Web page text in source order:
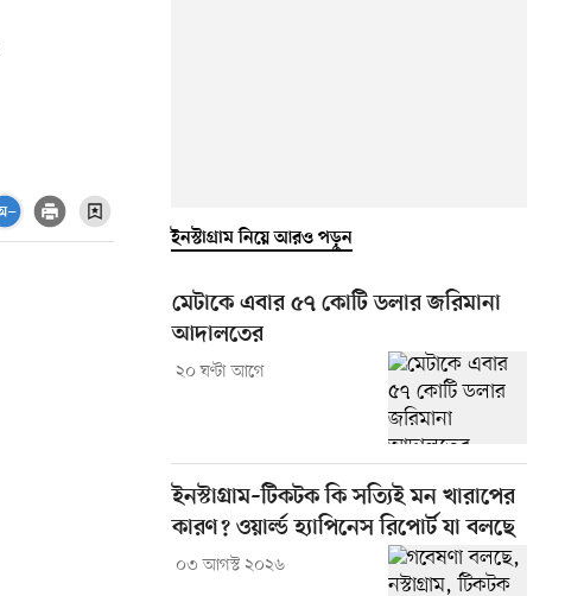
ইনস্টাগ্রাম নিয়ে আরও পড়ুন
মেটাকে এবার ৫৭ কোটি ডলার জরিমানা
আদালতের
২০ ঘণ্টা আগে
ইনস্টাগ্রাম–টিকটক কি সত্যিই মন খারাপের
কারণ? ওয়ার্ল্ড হ্যাপিনেস রিপোর্ট যা বলছে
০৩ আগস্ট ২০২৬